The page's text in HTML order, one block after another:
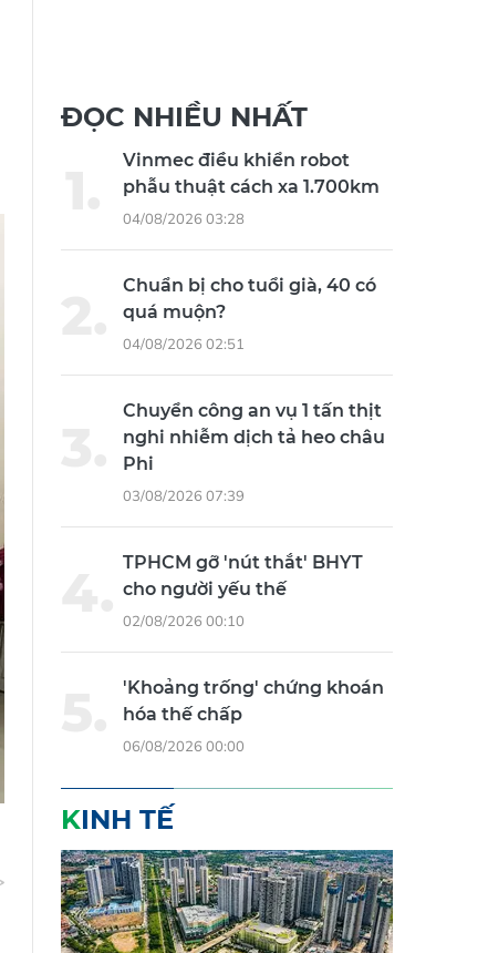
ĐỌC NHIỀU NHẤT
Vinmec điều khiển robot
phẫu thuật cách xa 1.700km
04/08/2026 03:28
Chuẩn bị cho tuổi già, 40 có
quá muộn?
04/08/2026 02:51
Chuyển công an vụ 1 tấn thịt
nghi nhiễm dịch tả heo châu
Phi
03/08/2026 07:39
TPHCM gỡ 'nút thắt' BHYT
cho người yếu thế
02/08/2026 00:10
'Khoảng trống' chứng khoán
hóa thế chấp
06/08/2026 00:00
KINH TẾ